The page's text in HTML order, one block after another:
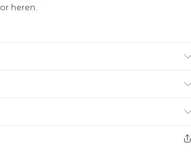
heren.
€7.99
€17.99